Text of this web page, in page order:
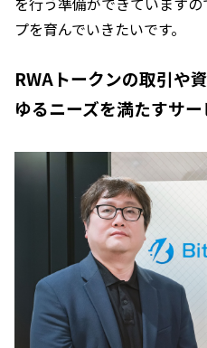
プを育んでいきたいです。
RWAトークンの取引や
ゆるニーズを満たすサ